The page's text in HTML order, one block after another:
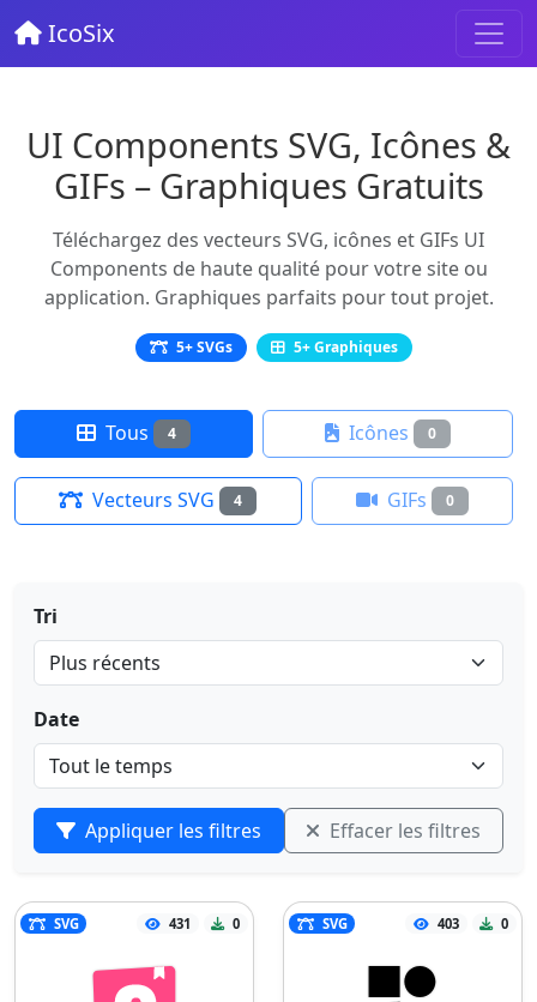
IcoSix
UI Components SVG, Icônes &
GIFs – Graphiques Gratuits
Téléchargez des vecteurs SVG, icônes et GIFs UI
Components de haute qualité pour votre site ou
application. Graphiques parfaits pour tout projet.
5+ SVGs 5+ Graphiques
Tous 4 Icônes 0
Vecteurs SVG 4 GIFs 0
Tri
Date
Appliquer les filtres Effacer les filtres
SVG 431 0 SVG 403 0